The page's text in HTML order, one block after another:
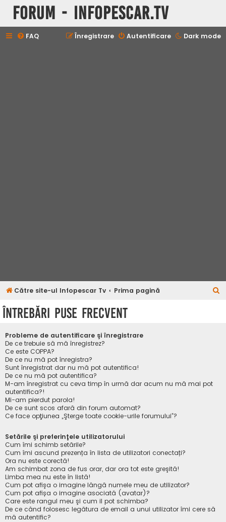
Forum - InfoPescar.Tv
Dark mode
FAQ Autentificare
Înregistrare
Către site-ul Infopescar Tv Prima pagină
Întrebări puse frecvent
Probleme de autentificare şi înregistrare
De ce trebuie să mă înregistrez?
Ce este COPPA?
De ce nu mă pot înregistra?
Sunt înregistrat dar nu mă pot autentifica!
De ce nu mă pot autentifica?
M-am înregistrat cu ceva timp în urmă dar acum nu mă mai pot
autentifica?!
Mi-am pierdut parola!
De ce sunt scos afară din forum automat?
Ce face opţiunea „Şterge toate cookie-urile forumului”?
Setările şi preferinţele utilizatorului
Cum îmi schimb setările?
Cum îmi ascund prezența în lista de utilizatori conectați?
Ora nu este corectă!
Am schimbat zona de fus orar, dar ora tot este greşită!
Limba mea nu este în listă!
Cum pot afişa o imagine lângă numele meu de utilizator?
Cum pot afișa o imagine asociată (avatar)?
Care este rangul meu şi cum il pot schimba?
De ce când folosesc legătura de email a unui utilizator îmi cere să
mă autentific?